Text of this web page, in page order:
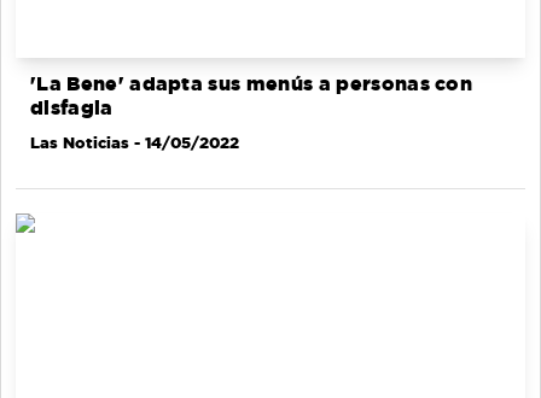
'La Bene' adapta sus menús a personas con
disfagia
Las Noticias - 14/05/2022